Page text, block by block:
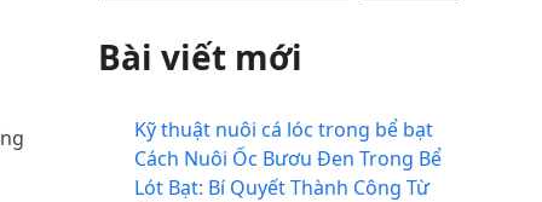
Bài viết mới
Kỹ thuật nuôi cá lóc trong bể bạt
Cách Nuôi Ốc Bươu Đen Trong Bể
Lót Bạt: Bí Quyết Thành Công Từ